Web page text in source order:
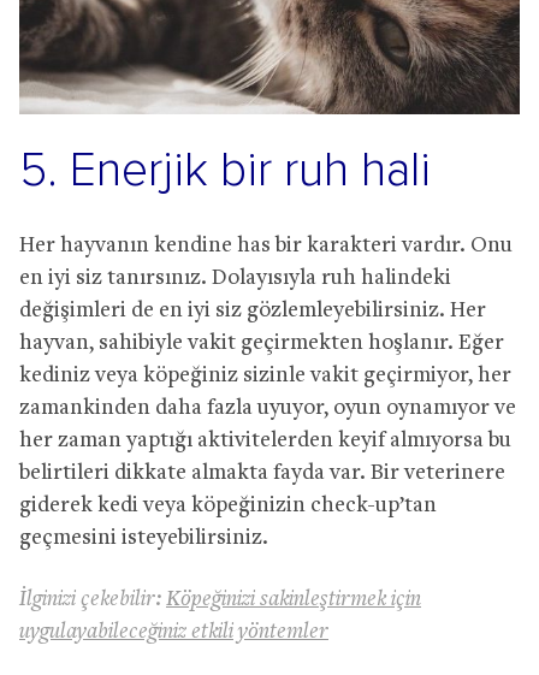
5. Enerjik bir ruh hali
Her hayvanın kendine has bir karakteri vardır. Onu
en iyi siz tanırsınız. Dolayısıyla ruh halindeki
değişimleri de en iyi siz gözlemleyebilirsiniz. Her
hayvan, sahibiyle vakit geçirmekten hoşlanır. Eğer
kediniz veya köpeğiniz sizinle vakit geçirmiyor, her
zamankinden daha fazla uyuyor, oyun oynamıyor ve
her zaman yaptığı aktivitelerden keyif almıyorsa bu
belirtileri dikkate almakta fayda var. Bir veterinere
giderek kedi veya köpeğinizin check-up’tan
geçmesini isteyebilirsiniz.
İlginizi çekebilir: Köpeğinizi sakinleştirmek için
uygulayabileceğiniz etkili yöntemler